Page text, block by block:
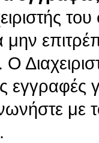
εγγραφές
με